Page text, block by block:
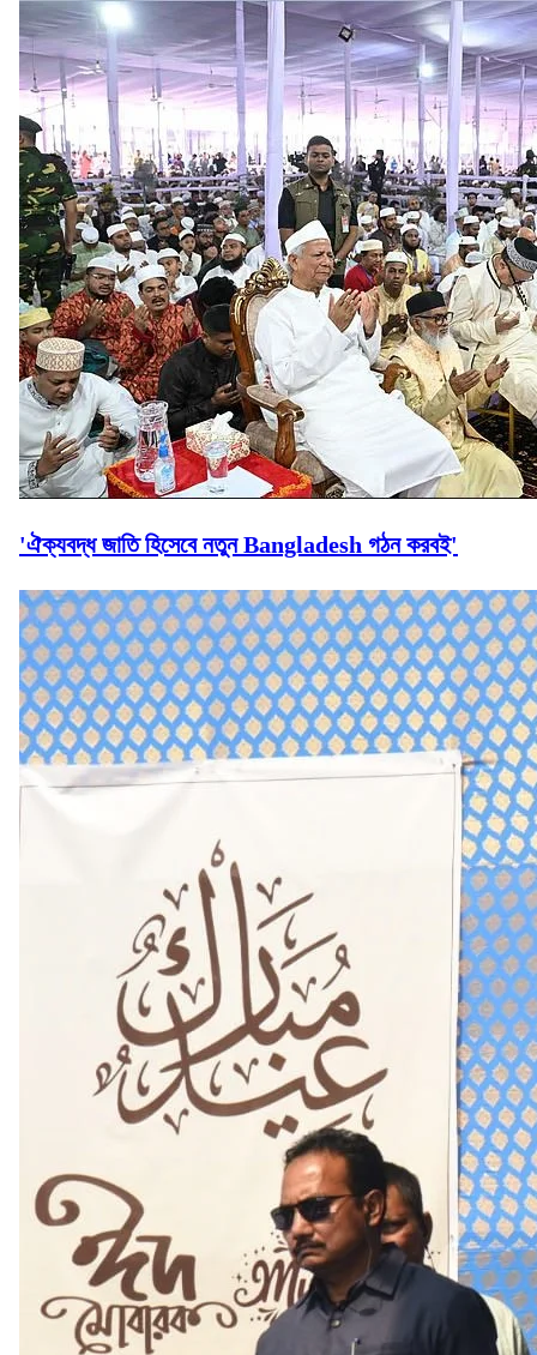
'ঐক্যবদ্ধ জাতি হিসেবে নতুন Bangladesh গঠন করবই'